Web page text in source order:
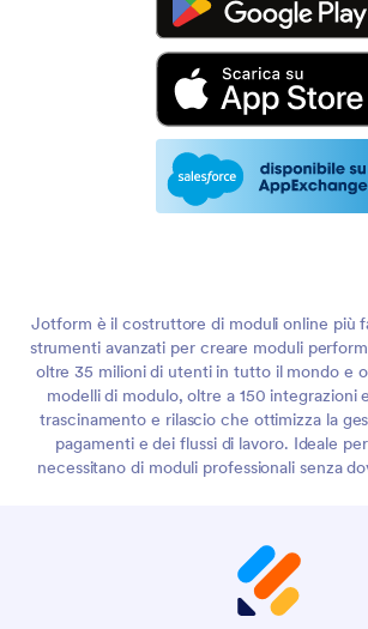
Jotform è il costruttore di moduli online più
strumenti avanzati per creare moduli
oltre 35 milioni di utenti in tutto il mondo e
modelli di modulo, oltre a 150 integrazioni
trascinamento e rilascio che ottimizza la
pagamenti e dei flussi di lavoro. Ideale
necessitano di moduli professionali senza